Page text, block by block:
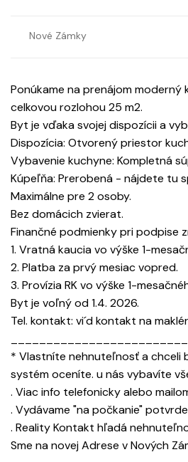
Nové Zámky
Ponúkame na prenájom moderný
celkovou rozlohou 25 m2.
Byt je vďaka svojej dispozícii a
Dispozícia: Otvorený priestor
Vybavenie kuchyne: Kompletná
Kúpeľňa: Prerobená - nájdete tu
Maximálne pre 2 osoby.
Bez domácich zvierat.
Finančné podmienky pri podpise
1. Vratná kaucia vo výške 1-
2. Platba za prvý mesiac vopred.
3. Provízia RK vo výške 1-
Byt je voľný od 1.4. 2026.
Tel. kontakt: vi´d kontakt na
* Vlastníte nehnuteľnosť a chceli
systém oceníte. u nás vybavíte
. Viac info telefonicky alebo
. Vydávame "na počkanie"
. Reality Kontakt hľadá
Sme na novej Adrese v Nových